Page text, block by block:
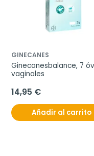
GINECANES
Ginecanesbalance, 7
vaginales
14,95 €
Añadir al carrito